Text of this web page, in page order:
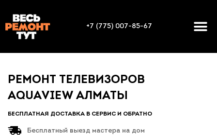
+7 (775) 007-85-67
РЕМОНТ ТЕЛЕВИЗОРОВ
AQUAVIEW АЛМАТЫ
БЕСПЛАТНАЯ ДОСТАВКА В СЕРВИС И ОБРАТНО
Бесплатный выезд мастера на дом